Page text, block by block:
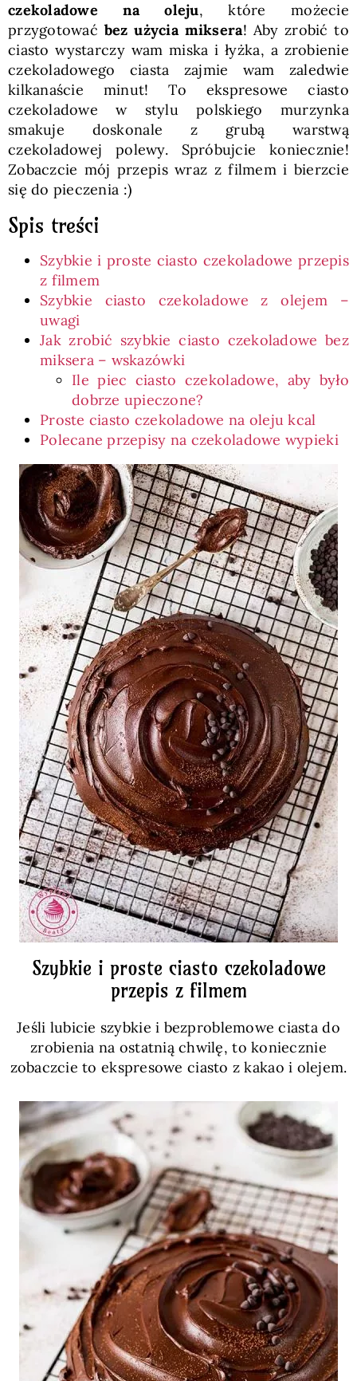
SKLEP
Polski
czekoladowe
na oleju, które możecie
przygotować bez użycia miksera! Aby zrobić to
ciasto wystarczy wam miska i łyżka, a zrobienie
czekoladowego ciasta zajmie wam zaledwie
kilkanaście minut! To ekspresowe ciasto
czekoladowe w stylu polskiego murzynka
smakuje doskonale z grubą warstwą
czekoladowej polewy. Spróbujcie koniecznie!
Zobaczcie mój przepis wraz z filmem i bierzcie
się do pieczenia :)
Spis treści
Szybkie i proste ciasto czekoladowe przepis
z filmem
Szybkie ciasto czekoladowe z olejem –
uwagi
Jak zrobić szybkie ciasto czekoladowe bez
miksera – wskazówki
Ile piec ciasto czekoladowe, aby było
dobrze upieczone?
Proste ciasto czekoladowe na oleju kcal
Polecane przepisy na czekoladowe wypieki
Szybkie i proste ciasto czekoladowe
przepis z filmem
Jeśli lubicie szybkie i bezproblemowe ciasta do
zrobienia na ostatnią chwilę, to koniecznie
zobaczcie to ekspresowe ciasto z kakao i olejem.